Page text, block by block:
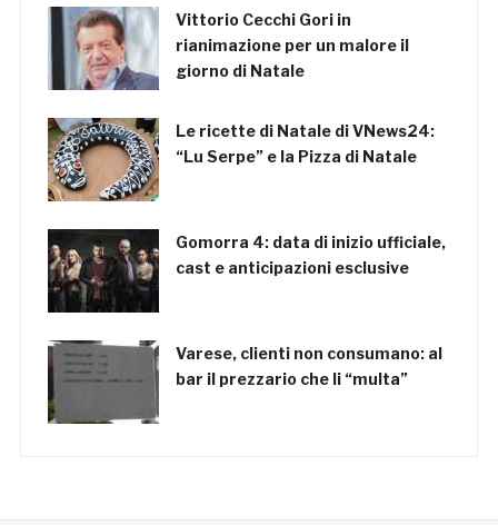
Vittorio Cecchi Gori in
rianimazione per un malore il
giorno di Natale
Le ricette di Natale di VNews24:
“Lu Serpe” e la Pizza di Natale
Gomorra 4: data di inizio ufficiale,
cast e anticipazioni esclusive
Varese, clienti non consumano: al
bar il prezzario che li “multa”